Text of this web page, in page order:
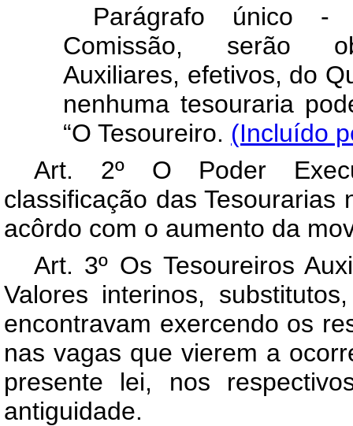
Parágrafo único -
Comissão, serão
Auxiliares, efetivos, do
nenhuma tesouraria
“O Tesoureiro. (Incluído
Art. 2º O Poder
classificação das
acôrdo com o aumento da
Art. 3º Os Tesoureiros
Valores interinos,
encontravam exercendo os
nas vagas que vierem a
presente lei, nos
antiguidade.